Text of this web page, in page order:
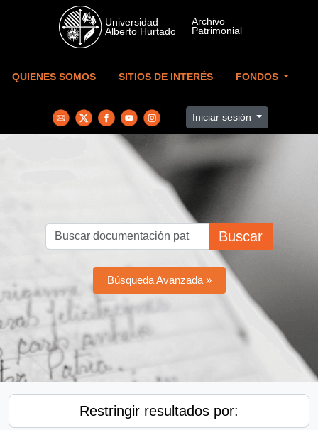
Skip to main content
QUIENES SOMOS SITIOS DE INTERÉS FONDOS
Iniciar sesión
Buscar
Búsqueda Avanzada »
Restringir resultados por: